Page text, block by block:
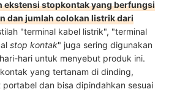
ekstensi stopkontak yang berfungsi
dan jumlah colokan listrik dari
"terminal kabel listrik", "terminal
stop kontak" juga sering digunakan
hari untuk menyebut produk ini.
yang tertanam di dinding,
dan bisa dipindahkan sesuai